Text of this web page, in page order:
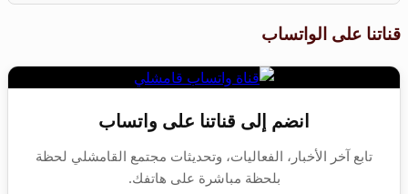
قناتنا على الواتساب
انضم إلى قناتنا على واتساب
تابع آخر الأخبار، الفعاليات، وتحديثات مجتمع القامشلي لحظة
بلحظة مباشرة على هاتفك.